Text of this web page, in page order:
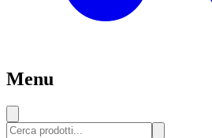
Menu